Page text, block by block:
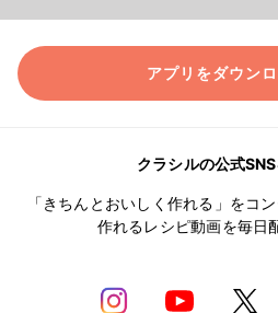
アプリをダウン
クラシルの公式
「きちんとおいしく作れる」をコ
作れるレシピ動画を毎日